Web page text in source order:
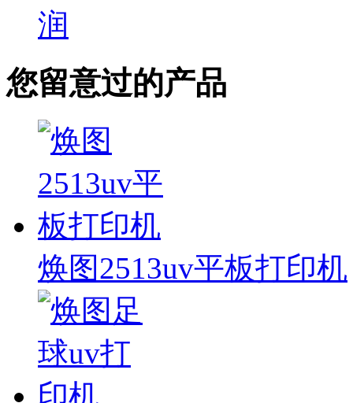
润
您留意过的产品
焕图2513uv平板打印机